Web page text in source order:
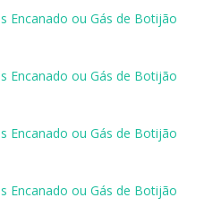
Encanado ou Gás de Botijão
Encanado ou Gás de Botijão
Encanado ou Gás de Botijão
Encanado ou Gás de Botijão